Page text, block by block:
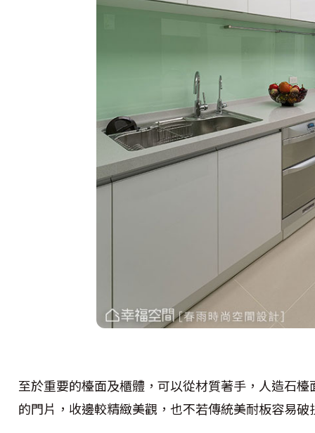
至於重要的檯面及櫃體，可以從材質著手，人造石
的門片，收邊較精緻美觀，也不若傳統美耐板容易